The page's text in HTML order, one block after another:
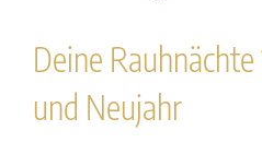
Deine Rauhnächte
und Neujahr